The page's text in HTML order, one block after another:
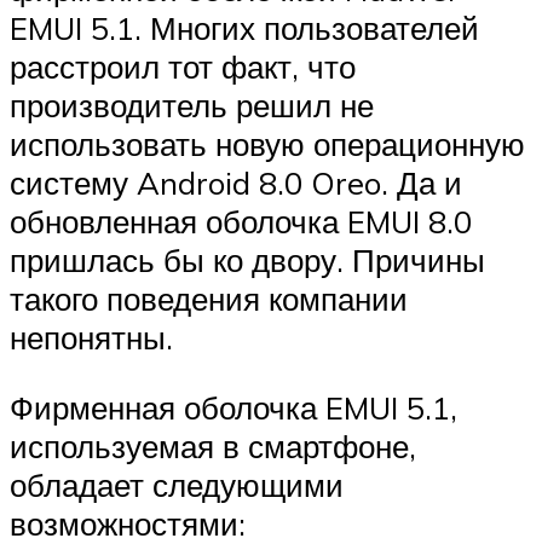
EMUI 5.1. Многих пользователей
расстроил тот факт, что
производитель решил не
использовать новую операционную
систему Android 8.0 Oreo. Да и
обновленная оболочка EMUI 8.0
пришлась бы ко двору. Причины
такого поведения компании
непонятны.
Фирменная оболочка EMUI 5.1,
используемая в смартфоне,
обладает следующими
возможностями: